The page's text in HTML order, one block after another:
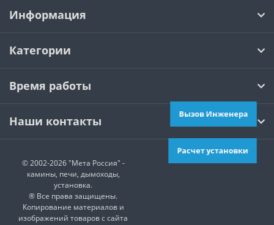
Информация
Категории
Время работы
Наши контакты
© 2002-2026 "Мета Россия" -
камины, печи, дымоходы,
установка.
® Все права защищены.
Копирование материалов и
изображений товаров с сайта
Расчет установки
Вызов Инженера